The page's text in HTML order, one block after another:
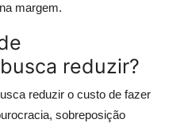
margem.
reduzir?
reduzir o custo de fazer
sobreposição